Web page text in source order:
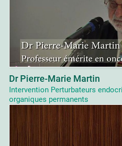
Dr Pierre-Marie Martin
Intervention Perturbateurs
organiques permanents